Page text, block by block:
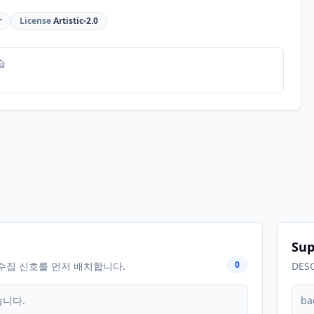
LicenseArtistic-2.0
집 신호를 먼저 배치합니다. 0
다.